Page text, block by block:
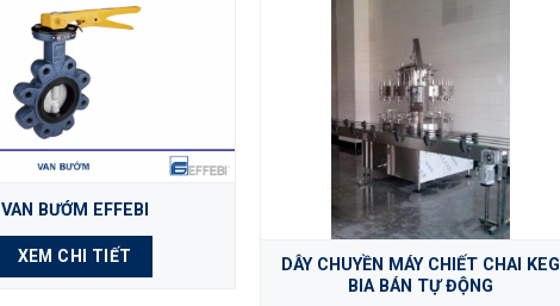
VAN BƯỚM EFFEBI
XEM CHI TIẾT
DÂY CHUYỀN MÁY CHIẾT CHAI KEG
BIA BÁN TỰ ĐỘNG